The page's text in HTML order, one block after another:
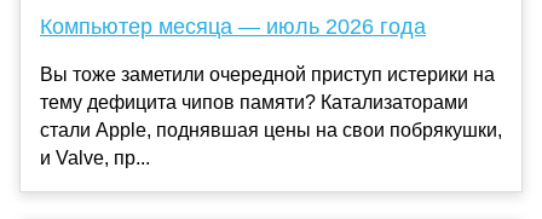
Компьютер месяца — июль 2026 года
Вы тоже заметили очередной приступ истерики на
тему дефицита чипов памяти? Катализаторами
стали Apple, поднявшая цены на свои побрякушки,
и Valve, пр...